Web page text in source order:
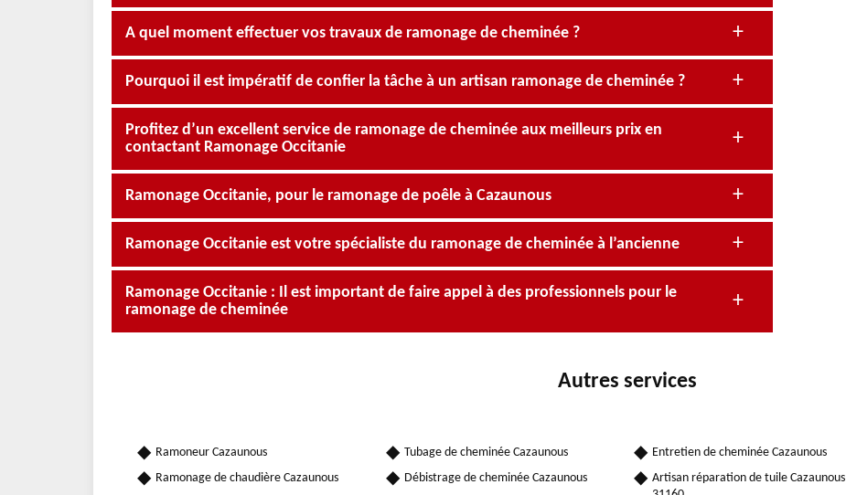
A quel moment effectuer vos travaux de ramonage de cheminée ?
Pourquoi il est impératif de confier la tâche à un artisan ramonage de cheminée ?
Profitez d’un excellent service de ramonage de cheminée aux meilleurs prix en
contactant Ramonage Occitanie
Ramonage Occitanie, pour le ramonage de poêle à Cazaunous
Ramonage Occitanie est votre spécialiste du ramonage de cheminée à l’ancienne
Ramonage Occitanie : Il est important de faire appel à des professionnels pour le
ramonage de cheminée
Autres services
Ramoneur Cazaunous
Ramonage de chaudière Cazaunous
Tubage de cheminée Cazaunous
Débistrage de cheminée Cazaunous
Entretien de cheminée Cazaunous
Artisan réparation de tuile Cazaunous